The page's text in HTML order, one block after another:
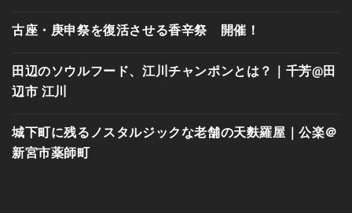
古座・庚申祭を復活させる香辛祭 開催！
田辺のソウルフード、江川チャンポンとは？｜千芳@田
辺市 江川
城下町に残るノスタルジックな老舗の天麩羅屋｜公楽＠
新宮市薬師町